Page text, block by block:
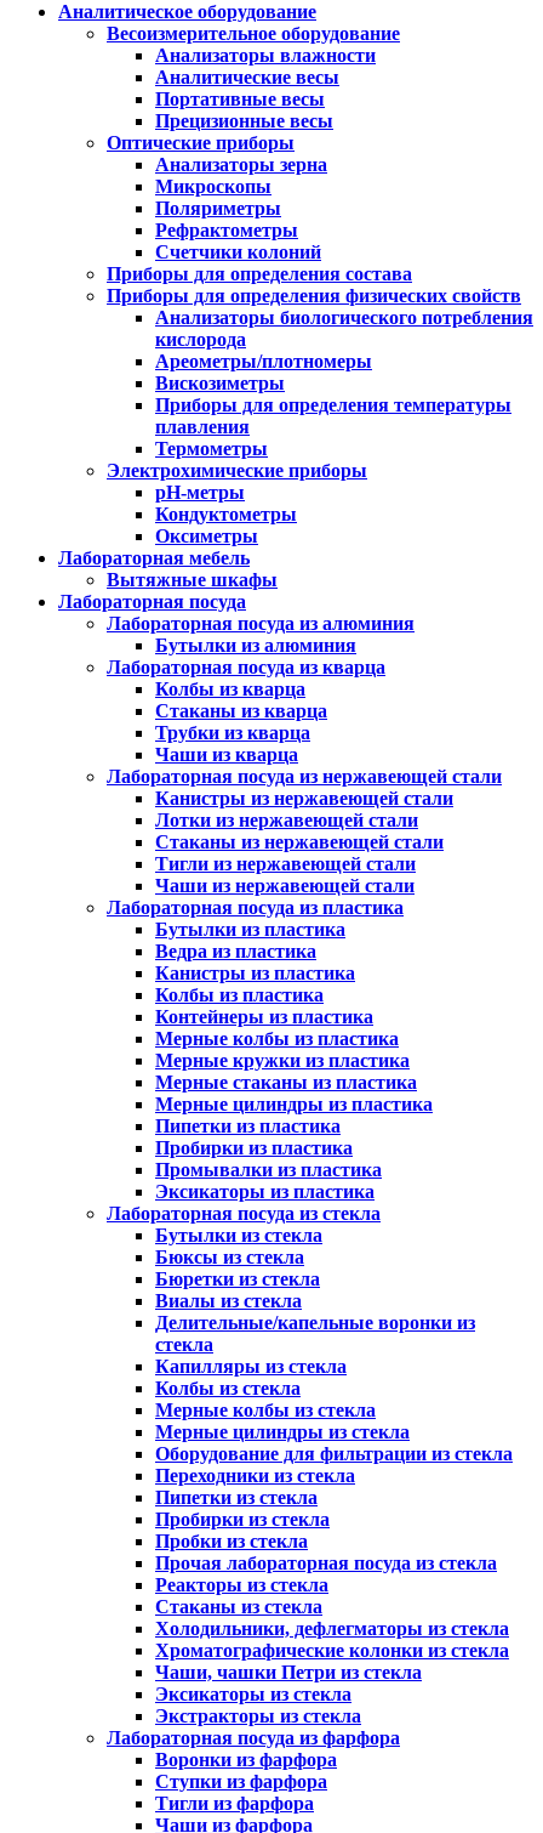
Аналитическое оборудование
Весоизмерительное оборудование
Анализаторы влажности
Аналитические весы
Портативные весы
Прецизионные весы
Оптические приборы
Анализаторы зерна
Микроскопы
Поляриметры
Рефрактометры
Счетчики колоний
Приборы для определения состава
Приборы для определения физических свойств
Анализаторы биологического потребления
кислорода
Ареометры/плотномеры
Вискозиметры
Приборы для определения температуры
плавления
Термометры
Электрохимические приборы
pH-метры
Кондуктометры
Оксиметры
Лабораторная мебель
Вытяжные шкафы
Лабораторная посуда
Лабораторная посуда из алюминия
Бутылки из алюминия
Лабораторная посуда из кварца
Колбы из кварца
Стаканы из кварца
Трубки из кварца
Чаши из кварца
Лабораторная посуда из нержавеющей стали
Канистры из нержавеющей стали
Лотки из нержавеющей стали
Стаканы из нержавеющей стали
Тигли из нержавеющей стали
Чаши из нержавеющей стали
Лабораторная посуда из пластика
Бутылки из пластика
Ведра из пластика
Канистры из пластика
Колбы из пластика
Контейнеры из пластика
Мерные колбы из пластика
Мерные кружки из пластика
Мерные стаканы из пластика
Мерные цилиндры из пластика
Пипетки из пластика
Пробирки из пластика
Промывалки из пластика
Эксикаторы из пластика
Лабораторная посуда из стекла
Бутылки из стекла
Бюксы из стекла
Бюретки из стекла
Виалы из стекла
Делительные/капельные воронки из
стекла
Капилляры из стекла
Колбы из стекла
Мерные колбы из стекла
Мерные цилиндры из стекла
Оборудование для фильтрации из стекла
Переходники из стекла
Пипетки из стекла
Пробирки из стекла
Пробки из стекла
Прочая лабораторная посуда из стекла
Реакторы из стекла
Стаканы из стекла
Холодильники, дефлегматоры из стекла
Хроматографические колонки из стекла
Чаши, чашки Петри из стекла
Эксикаторы из стекла
Экстракторы из стекла
Лабораторная посуда из фарфора
Воронки из фарфора
Ступки из фарфора
Тигли из фарфора
Чаши из фарфора